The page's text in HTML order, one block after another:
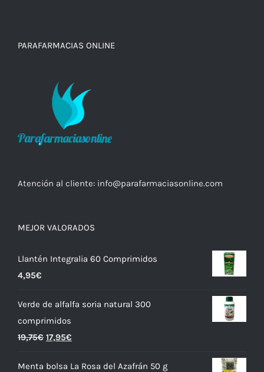
PARAFARMACIAS ONLINE
Atención al cliente: info@parafarmaciasonline.com
MEJOR VALORADOS
Llantén Integralia 60 Comprimidos
4,95€
Verde de alfalfa soria natural 300
comprimidos
19,75€ 17,95€
Menta bolsa La Rosa del Azafrán 50 g